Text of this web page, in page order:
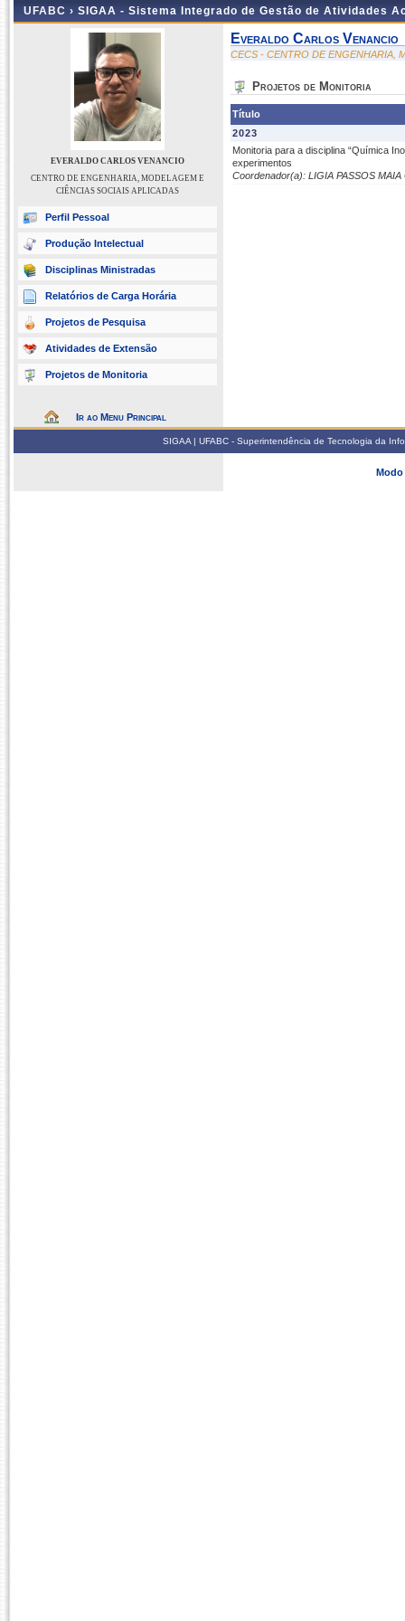
UFABC › SIGAA - Sistema Integrado de Gestão de Atividades
EVERALDO CARLOS VENANCIO
CENTRO DE ENGENHARIA, MODELAGEM E
CIÊNCIAS SOCIAIS APLICADAS
Perfil Pessoal
Produção Intelectual
Disciplinas Ministradas
Relatórios de Carga Horária
Projetos de Pesquisa
Atividades de Extensão
Projetos de Monitoria
Ir ao Menu Principal
Everaldo Carlos Venancio
CECS - CENTRO DE ENGENHARIA,
Projetos de Monitoria
Título
2023
Monitoria para a disciplina “Química
experimentos
Coordenador(a): LIGIA PASSOS MAIA
SIGAA | UFABC - Superintendência de Tecnologia da
Modo